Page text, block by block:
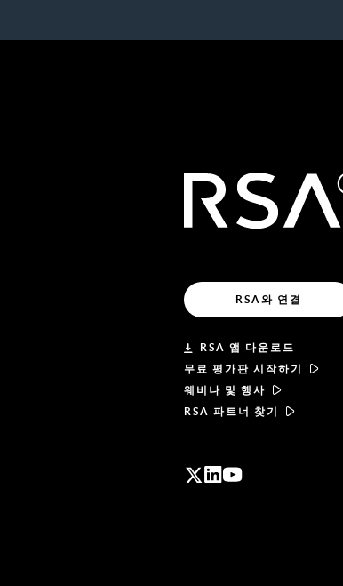
RSA와 연결
RSA 앱 다운로드
무료 평가판 시작하기
웨비나 및 행사
RSA 파트너 찾기